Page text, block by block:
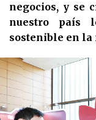
negocios, y se
nuestro país
sostenible en la